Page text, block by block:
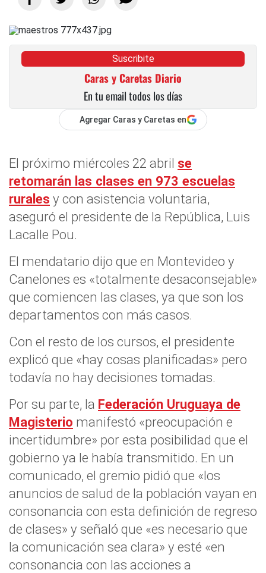
Suscribite
Caras y Caretas Diario
En tu email todos los días
Agregar Caras y Caretas en
El próximo miércoles 22 abril se
retomarán las clases en 973 escuelas
rurales y con asistencia voluntaria,
aseguró el presidente de la República, Luis
Lacalle Pou.
El mendatario dijo que en Montevideo y
Canelones es «totalmente desaconsejable»
que comiencen las clases, ya que son los
departamentos con más casos.
Con el resto de los cursos, el presidente
explicó que «hay cosas planificadas» pero
todavía no hay decisiones tomadas.
Por su parte, la Federación Uruguaya de
Magisterio manifestó «preocupación e
incertidumbre» por esta posibilidad que el
gobierno ya le había transmitido. En un
comunicado, el gremio pidió que «los
anuncios de salud de la población vayan en
consonancia con esta definición de regreso
de clases» y señaló que «es necesario que
la comunicación sea clara» y esté «en
consonancia con las acciones a